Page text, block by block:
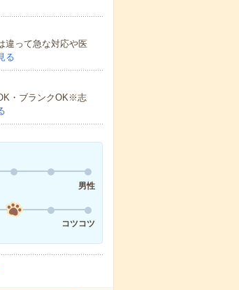
違って急な対応や医
る
・ブランクOK※志
男性
コツコツ